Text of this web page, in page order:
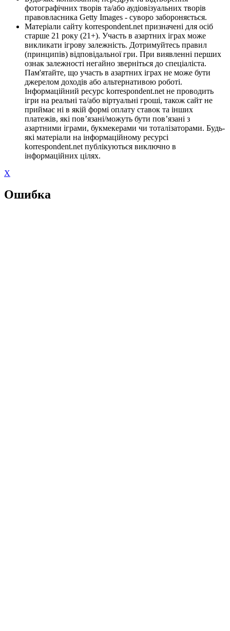
фотографічних творів та/або аудіовізуальних творів
правовласника Getty Images - суворо забороняється.
Матеріали сайту korrespondent.net призначені для осіб
старше 21 року (21+). Участь в азартних іграх може
викликати ігрову залежність. Дотримуйтесь правил
(принципів) відповідальної гри. При виявленні перших
ознак залежності негайно зверніться до спеціаліста.
Пам'ятайте, що участь в азартних іграх не може бути
джерелом доходів або альтернативою роботі.
Інформаційний ресурс korrespondent.net не проводить
ігри на реальні та/або віртуальні гроші, також сайт не
приймає ні в якій формі оплату ставок та інших
платежів, які пов’язані/можуть бути пов’язані з
азартними іграми, букмекерами чи тоталізаторами. Будь-
які матеріали на інформаційному ресурсі
korrespondent.net публікуються виключно в
інформаційних цілях.
X
Ошибка